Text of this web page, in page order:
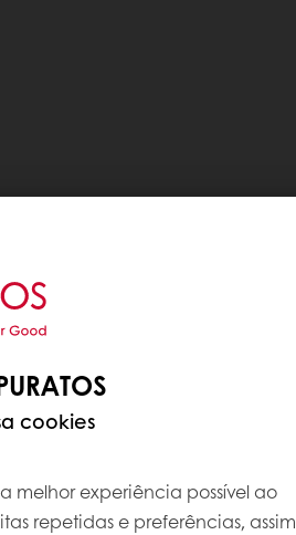
cookies
melhor experiência possível ao
repetidas e preferências, assim